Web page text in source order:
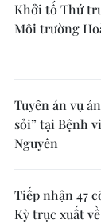
Khởi tố Thứ
Môi trường
Tuyên án vụ
sỏi” tại Bệnh
Nguyên
Tiếp nhận 47
Kỳ trục xuất